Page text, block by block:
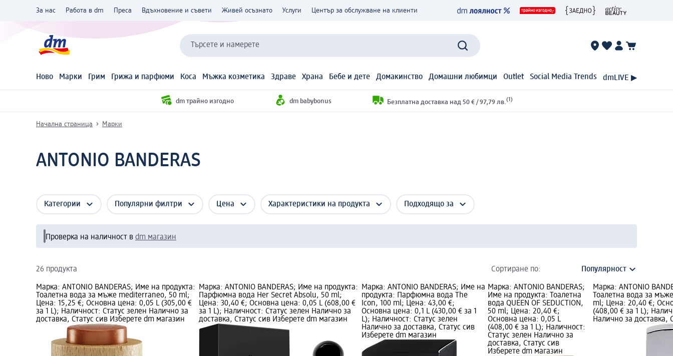
За нас Работа в dm Преса Вдъхновение и съвети Живей осъзнато Услуги Център за обслужване на клиенти
Търсете и намерете
Ново Марки Грим Грижа и парфюми Коса Мъжка козметика Здраве Храна Бебе и дете Домакинство Домашни любимци Outlet Social Media Trends dmLIVE ▶
dm трайно изгодно dm babybonus Безплатна доставка над 50 € / 97,79 лв. (1)
Начална страница Марки
ANTONIO BANDERAS
Категории Популярни филтри Цена Характеристики на продукта Подходящо за
Проверка на наличност в dm магазин
26 продукта Сортиране по:
Марка: ANTONIO BANDERAS; Име на продукта:
Тоалетна вода за мъже mediterraneo, 50 ml;
Цена: 15,25 €; Основна цена: 0,05 L (305,00 €
за 1 L); Наличност: Статус зелен Налично за
доставка, Статус сив Изберете dm магазин
Марка: ANTONIO BANDERAS; Име на продукта:
Парфюмна вода Her Secret Absolu, 50 ml;
Цена: 30,40 €; Основна цена: 0,05 L (608,00 €
за 1 L); Наличност: Статус зелен Налично за
доставка, Статус сив Изберете dm магазин
Марка: ANTONIO BANDERAS; Име на
продукта: Парфюмна вода The
Icon, 100 ml; Цена: 43,00 €;
Основна цена: 0,1 L (430,00 € за 1
L); Наличност: Статус зелен
Налично за доставка, Статус сив
Изберете dm магазин
Марка: ANTONIO BANDERAS;
Име на продукта: Тоалетна
вода QUEEN OF SEDUCTION,
50 ml; Цена: 20,40 €;
Основна цена: 0,05 L
(408,00 € за 1 L); Наличност:
Статус зелен Налично за
доставка, Статус сив
Изберете dm магазин
Марка: ANTONIO
Тоалетна вода за
ml; Цена: 20,40 €;
(408,00 € за 1 L);
Налично за доставка,